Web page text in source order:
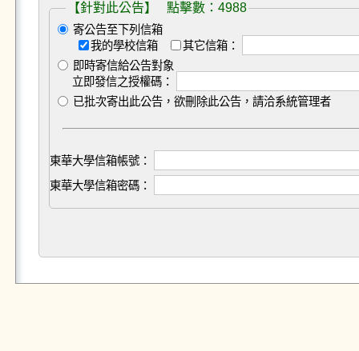
【針對此公告】 點擊數：4988
寄公告至下列信箱
我的學校信箱
其它信箱：
即時寄信給公告對象
立即發信之授權碼：
已批次寄出此公告，欲刪除此公告，請洽系統管理者
東華大學信箱帳號：
東華大學信箱密碼：